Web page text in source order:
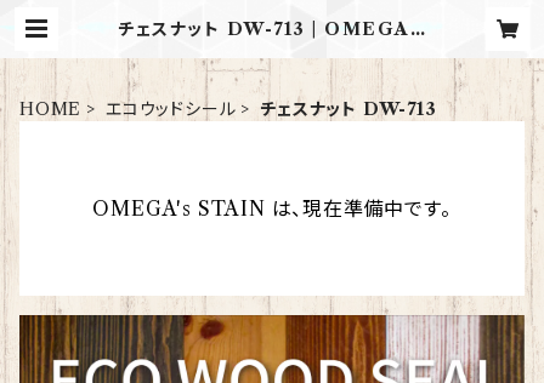
チェスナット DW-713 | OMEGA's
HOME エコウッドシール チェスナット DW-713
OMEGA's STAIN は、現在準備中です。